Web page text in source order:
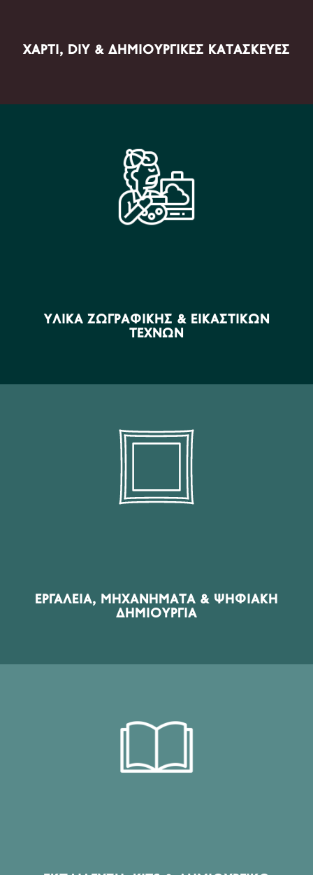
ΧΑΡΤΊ, DIY & ΔΗΜΙΟΥΡΓΙΚΈΣ ΚΑΤΑΣΚΕΥΈΣ
ΥΛΙΚΆ ΖΩΓΡΑΦΙΚΉΣ & ΕΙΚΑΣΤΙΚΏΝ
ΤΕΧΝΏΝ
ΠΡΟΪΌΝΤΑ ΤΟΜΈΑ
ΕΡΓΑΛΕΊΑ, ΜΗΧΑΝΉΜΑΤΑ & ΨΗΦΙΑΚΉ
ΔΗΜΙΟΥΡΓΊΑ
ΠΡΟΪΌΝΤΑ ΤΟΜΈΑ
Εργαλεία, Μηχανήματα, Laser, CNC, 3D Printing,
ΠΡΟΪΌΝΤΑ ΤΟΜΈΑ